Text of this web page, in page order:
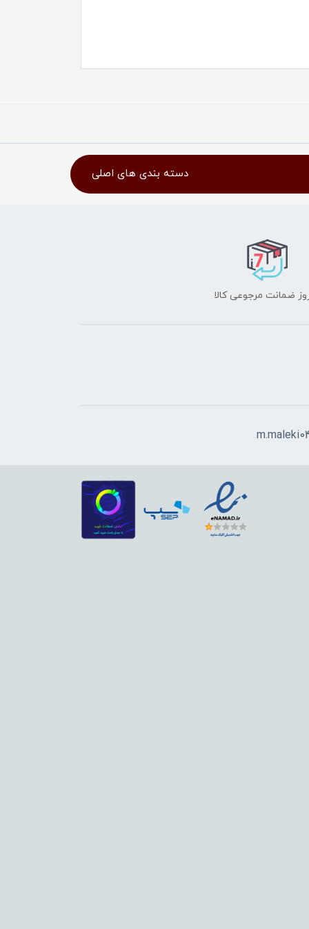
دسته بندی های اصلی